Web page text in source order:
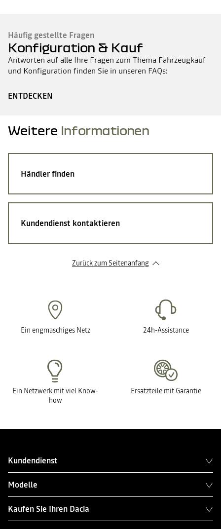
Häufig gestellte Fragen
Konfiguration & Kauf
Antworten auf alle Ihre Fragen zum Thema Fahrzeugkauf
und Konfiguration finden Sie in unseren FAQs:
ENTDECKEN
Weitere Informationen
Händler finden
Kundendienst kontaktieren
Zurück zum Seitenanfang
Ein engmaschiges Netz 24h-Assistance
Ein Netzwerk mit viel Know-
how
Ersatzteile mit Garantie
Kundendienst
Modelle
Kaufen Sie Ihren Dacia